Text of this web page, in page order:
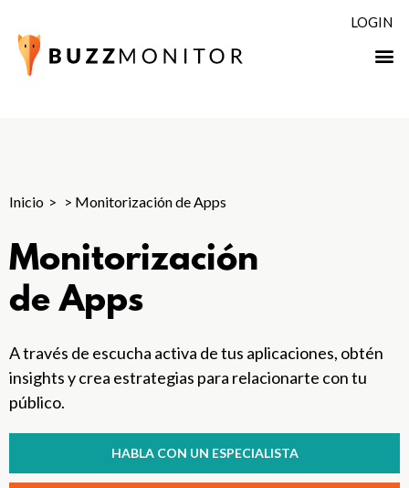
LOGIN
Inicio > Monitorización de Apps
Monitorización
de Apps
A través de escucha activa de tus aplicaciones, obtén
insights y crea estrategias para relacionarte con tu
público.
HABLA CON UN ESPECIALISTA